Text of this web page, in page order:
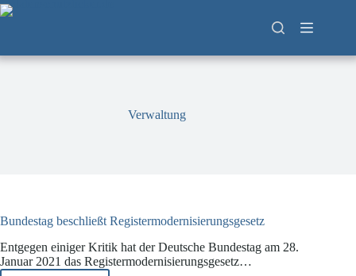
Zum
Inhalt
Verwaltung
Bundestag beschließt Registermodernisierungsgesetz
Entgegen einiger Kritik hat der Deutsche Bundestag am 28.
Januar 2021 das Registermodernisierungsgesetz…